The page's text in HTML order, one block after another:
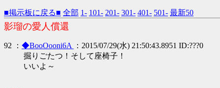
■掲示板に戻る■ 全部 1- 101- 201- 301- 401- 501- 最新50
影瑠の愛人償還
92 ： ◆BooOooni6A ：2015/07/29(水) 21:50:43.8951 ID:???0
掘りごたつ！そして座椅子！
いいよ～